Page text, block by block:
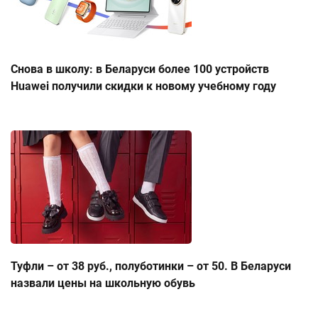
Снова в школу: в Беларуси более 100 устройств
Huawei получили скидки к новому учебному году
Туфли – от 38 руб., полуботинки – от 50. В Беларуси
назвали цены на школьную обувь